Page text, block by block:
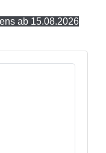
ab 15.08.2026